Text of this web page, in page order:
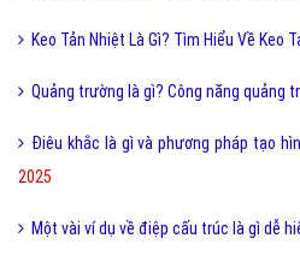
Keo Tản Nhiệt Là Gì? Tìm Hiểu Về Keo
Quảng trường là gì? Công năng quảng
Điêu khắc là gì và phương pháp tạo
2025
Một vài ví dụ về điệp cấu trúc là gì dễ